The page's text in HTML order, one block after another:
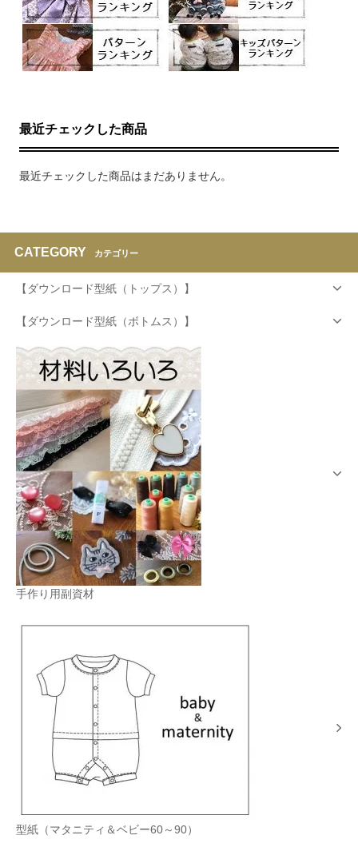
最近チェックした商品
最近チェックした商品はまだありません。
CATEGORY カテゴリー
【ダウンロード型紙（トップス）】
【ダウンロード型紙（ボトムス）】
手作り用副資材
型紙（マタニティ＆ベビー60～90）